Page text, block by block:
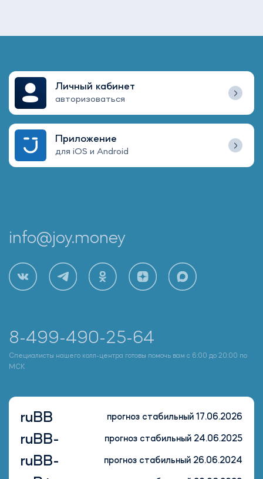
Личный кабинет
авторизоваться
Приложение
для iOS и Android
info@joy.money
8-499-490-25-64
Специалисты нашего колл-центра готовы помочь вам с 6:00 до 20:00 по
МСК
ruBB прогноз стабильный 17.06.2026
ruBB- прогноз стабильный 24.06.2025
ruBB- прогноз стабильный 26.06.2024